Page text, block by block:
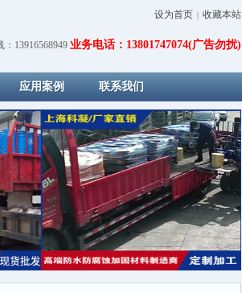
设为首页 | 收藏本站
：13916568949 业务电话：13801747074(广告勿扰)
应用案例 联系我们